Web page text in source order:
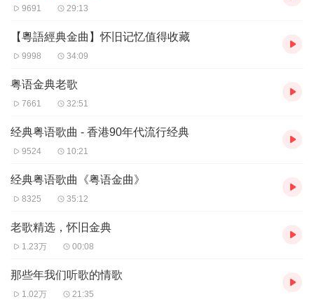
9691 29:13
【粵語經典金曲】怀旧记忆值得收藏
9998 34:09
粤语金典老歌
7661 32:51
经典粤语歌曲 - 香港90年代流行经典
9524 10:21
经典粤语歌曲《粤语金曲》
8325 35:12
老歌精选，怀旧金典
1.23万 00:08
那些年我们听歌的情歌
1.02万 21:35